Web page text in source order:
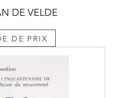
DE VELDE
DE PRIX